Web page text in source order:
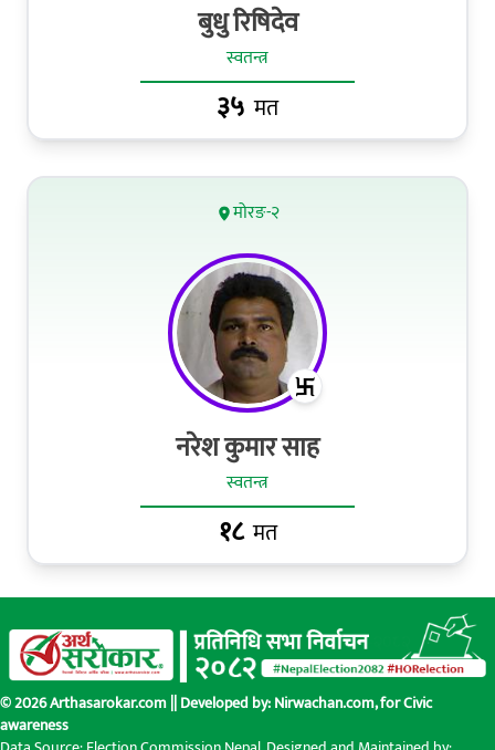
बुधु रिषिदेव
स्वतन्त्र
३५ मत
मोरङ-२
नरेश कुमार साह
स्वतन्त्र
१८मत
© 2026 Arthasarokar.com || Developed by:Nirwachan.com, for Civic
awareness